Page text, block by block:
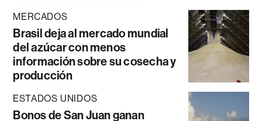
MERCADOS
Brasil deja al mercado mundial
del azúcar con menos
información sobre su cosecha y
producción
ESTADOS UNIDOS
Bonos de San Juan ganan